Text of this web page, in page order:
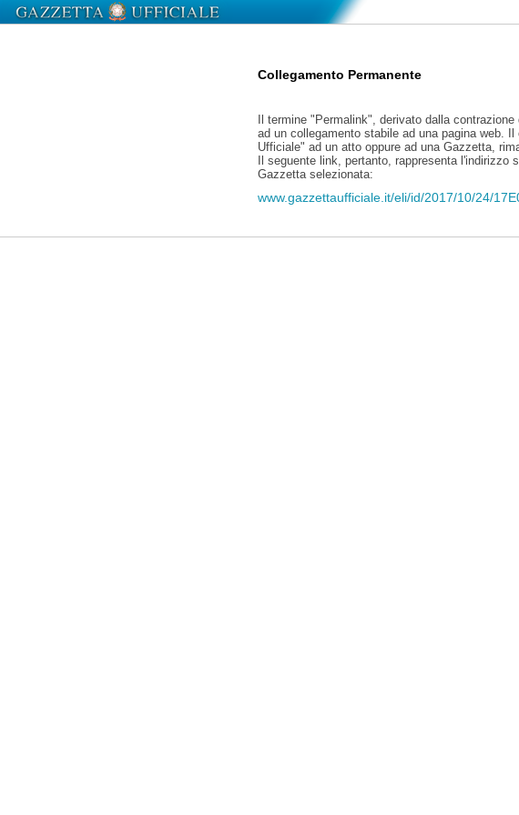
Collegamento Permanente
Il termine "Permalink", derivato dalla
ad un collegamento stabile ad una pagina web.
Ufficiale" ad un atto oppure ad una Gazzetta,
Il seguente link, pertanto, rappresenta
Gazzetta selezionata:
www.gazzettaufficiale.it/eli/id/2017/10/24/